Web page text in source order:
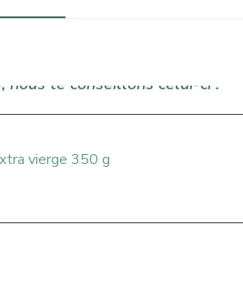
te conseillons celui-ci !
vierge 350 g